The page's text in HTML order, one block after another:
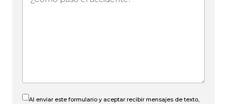
Al enviar este formulario y aceptar recibir mensajes de texto,